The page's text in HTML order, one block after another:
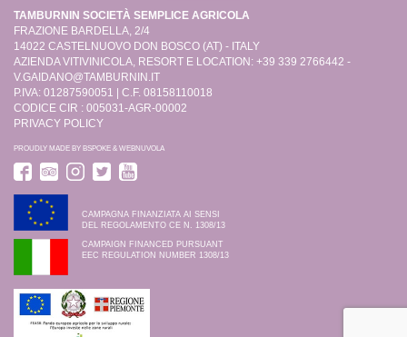
TAMBURNIN SOCIETÀ SEMPLICE AGRICOLA
FRAZIONE BARDELLA, 2/4
14022 CASTELNUOVO DON BOSCO (AT) - ITALY
AZIENDA VITIVINICOLA, RESORT E LOCATION: +39 339 2766442 -
V.GAIDANO@TAMBURNIN.IT
P.IVA: 01287590051 | C.F. 08158110018
CODICE CIR : 005031-AGR-00002
PRIVACY POLICY
PROUDLY MADE BY BSPOKE & WEBNUVOLA
CAMPAGNA FINANZIATA AI SENSI
DEL REGOLAMENTO CE N. 1308/13
CAMPAIGN FINANCED PURSUANT
EEC REGULATION NUMBER 1308/13